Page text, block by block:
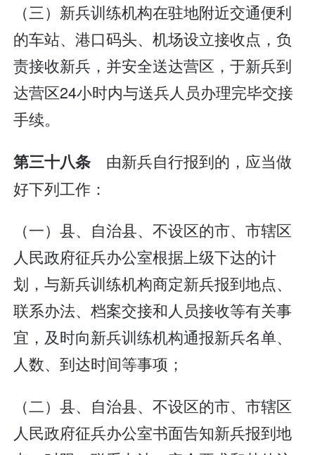
（三）新兵训练机构在驻地附近交通便利
的车站、港口码头、机场设立接收点，负
责接收新兵，并安全送达营区，于新兵到
达营区24小时内与送兵人员办理完毕交接
手续。
第三十八条 由新兵自行报到的，应当做
好下列工作：
（一）县、自治县、不设区的市、市辖区
人民政府征兵办公室根据上级下达的计
划，与新兵训练机构商定新兵报到地点、
联系办法、档案交接和人员接收等有关事
宜，及时向新兵训练机构通报新兵名单、
人数、到达时间等事项；
（二）县、自治县、不设区的市、市辖区
人民政府征兵办公室书面告知新兵报到地